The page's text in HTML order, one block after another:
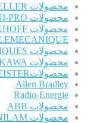
محصولات HELLER
محصولات UNI-PRO
محصولات BECKHOFF
محصولات CONTROL TECHNIQUES
محصولات YASKAWA
محصولاتGILDEMEISTER
Allen Bradley
Radio-Energie
محصولات ABB
محصولات ANILAM